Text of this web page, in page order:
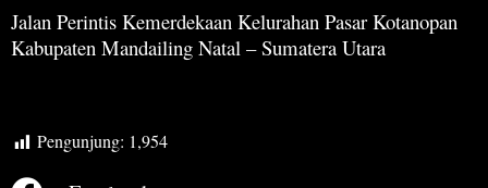
Jalan Perintis Kemerdekaan Kelurahan Pasar Kotanopan
Kabupaten Mandailing Natal – Sumatera Utara
Pengunjung: 1,954